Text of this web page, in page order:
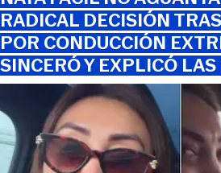
RADICAL DECISIÓN
POR CONDUCCIÓN
SINCERÓ Y EXPLICÓ